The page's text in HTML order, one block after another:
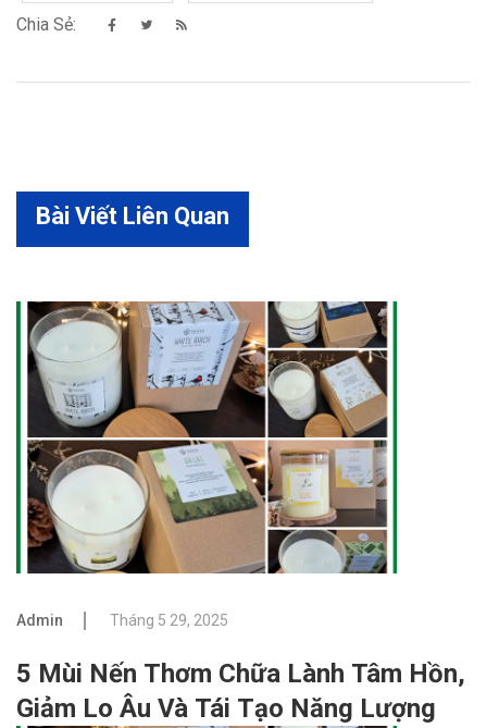
Chia Sẻ:
Bài Viết Liên Quan
Admin Tháng 5 29, 2025
5 Mùi Nến Thơm Chữa Lành Tâm Hồn,
Giảm Lo Âu Và Tái Tạo Năng Lượng